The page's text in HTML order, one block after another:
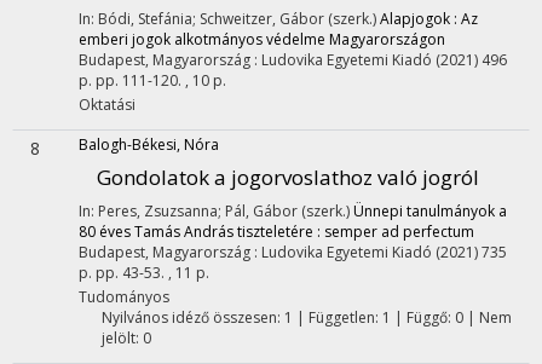
In: Bódi, Stefánia; Schweitzer, Gábor (szerk.)Alapjogok : Az
emberi jogok alkotmányos védelme Magyarországon
Budapest, Magyarország : Ludovika Egyetemi Kiadó (2021) 496
p. pp. 111-120. , 10 p.
Oktatási
8 Balogh-Békesi, Nóra
Gondolatok a jogorvoslathoz való jogról
In: Peres, Zsuzsanna; Pál, Gábor (szerk.) Ünnepi tanulmányok a
80 éves Tamás András tiszteletére : semper ad perfectum
Budapest, Magyarország : Ludovika Egyetemi Kiadó (2021)735
p. pp. 43-53. , 11 p.
Tudományos
Nyilvános idéző összesen: 1 | Független: 1 | Függő: 0 | Nem
jelölt: 0